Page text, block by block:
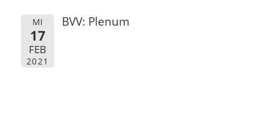
MI
17
FEB
2021
BVV: Plenum